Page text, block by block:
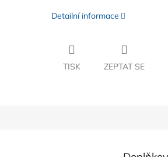
Detailní informace
TISK ZEPTAT SE